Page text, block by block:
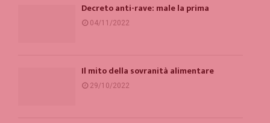
Decreto anti-rave: male la prima
04/11/2022
Il mito della sovranità alimentare
29/10/2022